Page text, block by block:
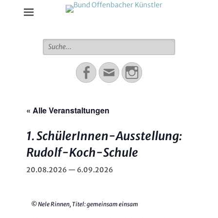
Suche
für:
Facebook
EmailInstagram
« Alle Veranstaltungen
1. SchülerInnen-Ausstellung:
Rudolf-Koch-Schule
20.08.2026 — 6.09.2026
© Nele Rinnen, Titel: gemeinsam einsam